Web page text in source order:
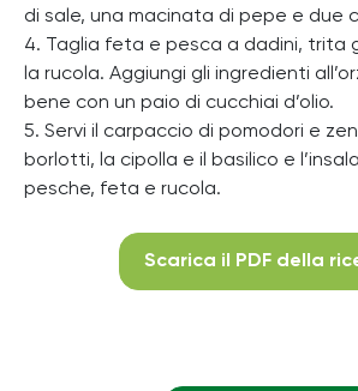
di sale, una macinata di pepe e due
4. Taglia feta e pesca a dadini, trita
la rucola. Aggiungi gli ingredienti
bene con un paio di cucchiai d’olio.
5. Servi il carpaccio di pomodori e
borlotti, la cipolla e il basilico e
pesche, feta e rucola.
Scarica il PDF della